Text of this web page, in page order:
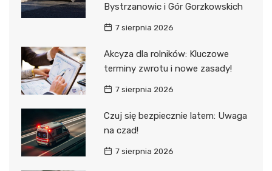
Bystrzanowic i Gór Gorzkowskich
7 sierpnia 2026
Akcyza dla rolników: Kluczowe
terminy zwrotu i nowe zasady!
7 sierpnia 2026
Czuj się bezpiecznie latem: Uwaga
na czad!
7 sierpnia 2026